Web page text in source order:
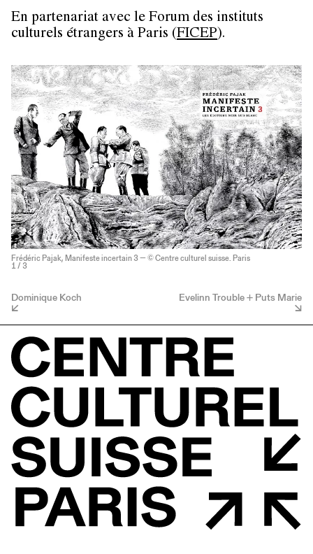
En partenariat avec le Forum des instituts
culturels étrangers à Paris (FICEP).
Frédéric Pajak, Manifeste incertain 3 — © Centre culturel suisse. Paris
1 / 3
Dominique Koch Evelinn Trouble + Puts Marie